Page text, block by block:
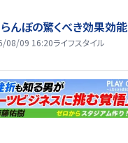
らんぼの驚くべき効果効能
08/09 16:20ライフスタイル